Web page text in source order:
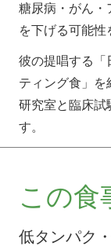
糖尿病・がん・
を下げる可能性
彼の提唱する「
ティング食」を
研究室と臨床試
す。
この食
低タンパク